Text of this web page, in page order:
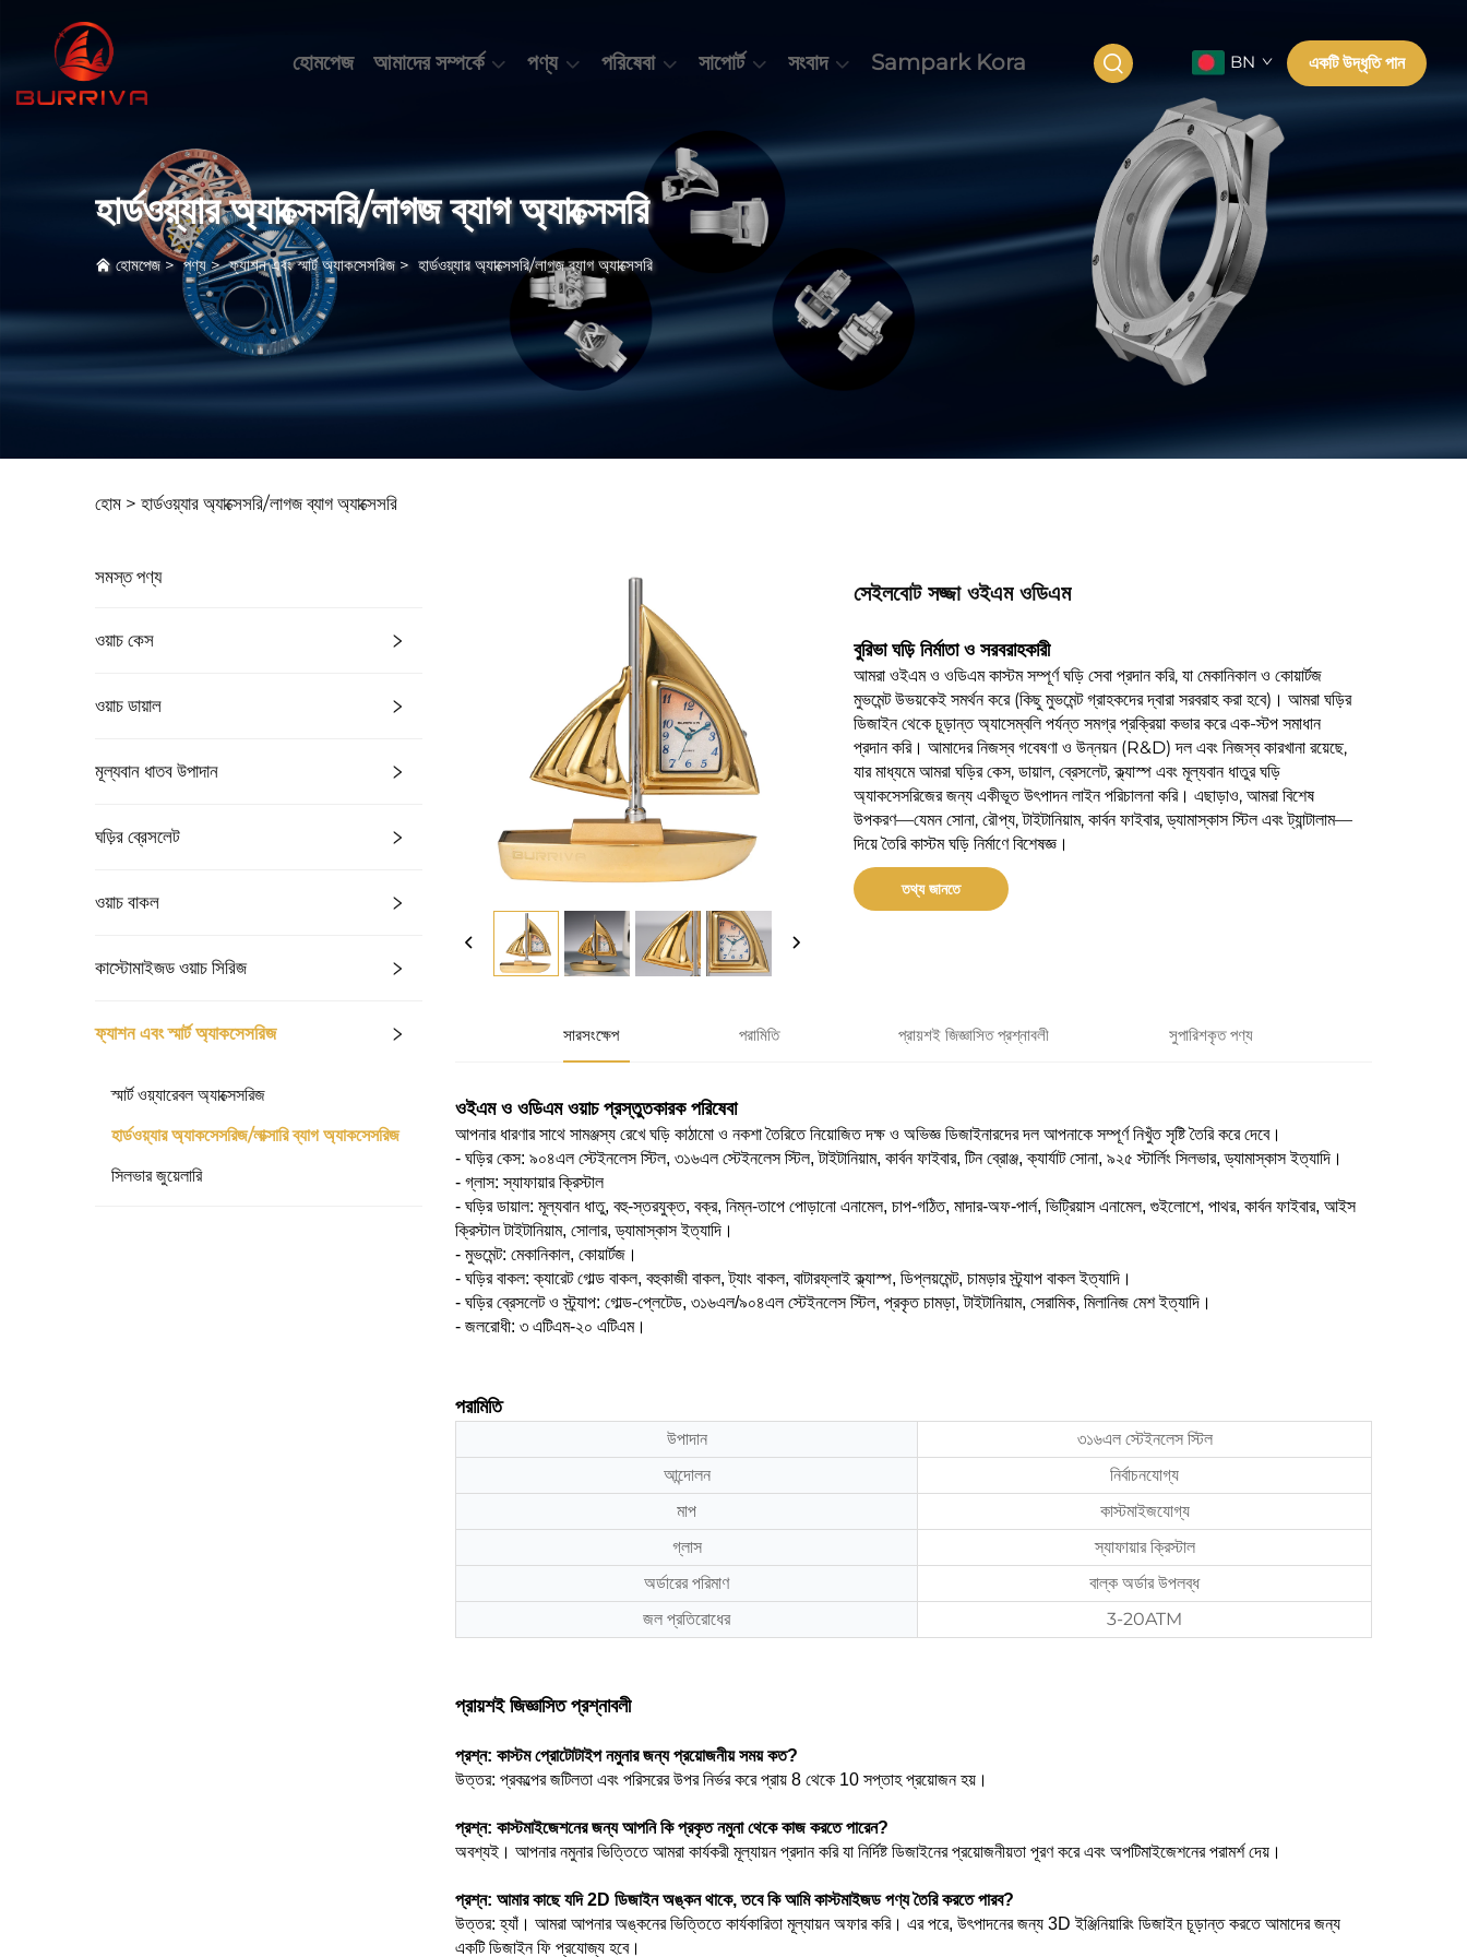
হোমপেজ আমাদের সম্পর্কে পণ্য পরিষেবা সাপোর্ট সংবাদ Sampark Kora BN একটি উদ্ধৃতি পান
হার্ডওয়্যার অ্যাক্সেসরি/লাগজ ব্যাগ অ্যাক্সেসরি
হোমপেজ>পণ্য>ফ্যাশন এবং স্মার্ট অ্যাকসেসরিজ> হার্ডওয়্যার অ্যাক্সেসরি/লাগজ ব্যাগ অ্যাক্সেসরি
হোম > হার্ডওয়্যার অ্যাক্সেসরি/লাগজ ব্যাগ অ্যাক্সেসরি
সমস্ত পণ্য
ওয়াচ কেস
ওয়াচ ডায়াল
মূল্যবান ধাতব উপাদান
ঘড়ির ব্রেসলেট
ওয়াচ বাকল
কাস্টোমাইজড ওয়াচ সিরিজ
ফ্যাশন এবং স্মার্ট অ্যাকসেসরিজ
স্মার্ট ওয়্যারেবল অ্যাক্সেসরিজ
হার্ডওয়্যার অ্যাকসেসরিজ/লাক্সারি ব্যাগ অ্যাকসেসরিজ
সিলভার জুয়েলারি
সেইলবোট সজ্জা ওইএম ওডিএম
বুরিভা ঘড়ি নির্মাতা ও সরবরাহকারী
আমরা ওইএম ও ওডিএম কাস্টম সম্পূর্ণ ঘড়ি সেবা প্রদান করি, যা মেকানিকাল ও কোয়ার্টজ
মুভমেন্ট উভয়কেই সমর্থন করে (কিছু মুভমেন্ট গ্রাহকদের দ্বারা সরবরাহ করা হবে)। আমরা ঘড়ির
ডিজাইন থেকে চূড়ান্ত অ্যাসেম্বলি পর্যন্ত সমগ্র প্রক্রিয়া কভার করে এক-স্টপ সমাধান
প্রদান করি। আমাদের নিজস্ব গবেষণা ও উন্নয়ন (R&D) দল এবং নিজস্ব কারখানা রয়েছে,
যার মাধ্যমে আমরা ঘড়ির কেস, ডায়াল, ব্রেসলেট, ক্ল্যাস্প এবং মূল্যবান ধাতুর ঘড়ি
অ্যাকসেসরিজের জন্য একীভূত উৎপাদন লাইন পরিচালনা করি। এছাড়াও, আমরা বিশেষ
উপকরণ—যেমন সোনা, রৌপ্য, টাইটানিয়াম, কার্বন ফাইবার, ড্যামাস্কাস স্টিল এবং ট্যান্টালাম—
দিয়ে তৈরি কাস্টম ঘড়ি নির্মাণে বিশেষজ্ঞ।
তথ্য জানতে
সারসংক্ষেপ পরামিতি প্রায়শই জিজ্ঞাসিত প্রশ্নাবলী সুপারিশকৃত পণ্য
ওইএম ও ওডিএম ওয়াচ প্রস্তুতকারক পরিষেবা
আপনার ধারণার সাথে সামঞ্জস্য রেখে ঘড়ি কাঠামো ও নকশা তৈরিতে নিয়োজিত দক্ষ ও অভিজ্ঞ ডিজাইনারদের দল আপনাকে সম্পূর্ণ নিখুঁত সৃষ্টি তৈরি করে দেবে।
- ঘড়ির কেস: ৯০৪এল স্টেইনলেস স্টিল, ৩১৬এল স্টেইনলেস স্টিল, টাইটানিয়াম, কার্বন ফাইবার, টিন ব্রোঞ্জ, ক্যার্যাট সোনা, ৯২৫ স্টার্লিং সিলভার, ড্যামাস্কাস ইত্যাদি।
- গ্লাস: স্যাফায়ার ক্রিস্টাল
- ঘড়ির ডায়াল: মূল্যবান ধাতু, বহু-স্তরযুক্ত, বক্র, নিম্ন-তাপে পোড়ানো এনামেল, চাপ-গঠিত, মাদার-অফ-পার্ল, ভিট্রিয়াস এনামেল, গুইলোশে, পাথর, কার্বন ফাইবার, আইস
ক্রিস্টাল টাইটানিয়াম, সোলার, ড্যামাস্কাস ইত্যাদি।
- মুভমেন্ট: মেকানিকাল, কোয়ার্টজ।
- ঘড়ির বাকল: ক্যারেট গোল্ড বাকল, বহুকাজী বাকল, ট্যাং বাকল, বাটারফ্লাই ক্ল্যাস্প, ডিপ্লয়মেন্ট, চামড়ার স্ট্র্যাপ বাকল ইত্যাদি।
- ঘড়ির ব্রেসলেট ও স্ট্র্যাপ: গোল্ড-প্লেটেড, ৩১৬এল/৯০৪এল স্টেইনলেস স্টিল, প্রকৃত চামড়া, টাইটানিয়াম, সেরামিক, মিলানিজ মেশ ইত্যাদি।
- জলরোধী: ৩ এটিএম-২০ এটিএম।
পরামিতি
উপাদান
৩১৬এল স্টেইনলেস স্টিল
আন্দোলন
নির্বাচনযোগ্য
মাপ
কাস্টমাইজযোগ্য
গ্লাস
স্যাফায়ার ক্রিস্টাল
অর্ডারের পরিমাণ
বাল্ক অর্ডার উপলব্ধ
জল প্রতিরোধের
3-20ATM
প্রায়শই জিজ্ঞাসিত প্রশ্নাবলী
প্রশ্ন: কাস্টম প্রোটোটাইপ নমুনার জন্য প্রয়োজনীয় সময় কত?
উত্তর: প্রকল্পের জটিলতা এবং পরিসরের উপর নির্ভর করে প্রায় 8 থেকে 10 সপ্তাহ প্রয়োজন হয়।
প্রশ্ন: কাস্টমাইজেশনের জন্য আপনি কি প্রকৃত নমুনা থেকে কাজ করতে পারেন?
অবশ্যই। আপনার নমুনার ভিত্তিতে আমরা কার্যকরী মূল্যায়ন প্রদান করি যা নির্দিষ্ট ডিজাইনের প্রয়োজনীয়তা পূরণ করে এবং অপটিমাইজেশনের পরামর্শ দেয়।
প্রশ্ন: আমার কাছে যদি 2D ডিজাইন অঙ্কন থাকে, তবে কি আমি কাস্টমাইজড পণ্য তৈরি করতে পারব?
উত্তর: হ্যাঁ। আমরা আপনার অঙ্কনের ভিত্তিতে কার্যকারিতা মূল্যায়ন অফার করি। এর পরে, উৎপাদনের জন্য 3D ইঞ্জিনিয়ারিং ডিজাইন চূড়ান্ত করতে আমাদের জন্য
একটি ডিজাইন ফি প্রযোজ্য হবে।